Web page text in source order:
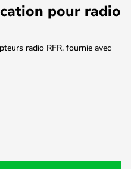
pour radio
radio RFR, fournie avec